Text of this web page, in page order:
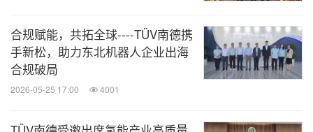
合规赋能，共拓全球----TÜV南德携
手新松，助力东北机器人企业出海
合规破局
2026-05-25 17:00 4001